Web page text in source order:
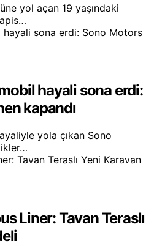
yol açan 19 yaşındaki
hayali sona erdi:
kapandı
yola çıkan Sono
Liner: Tavan Teraslı